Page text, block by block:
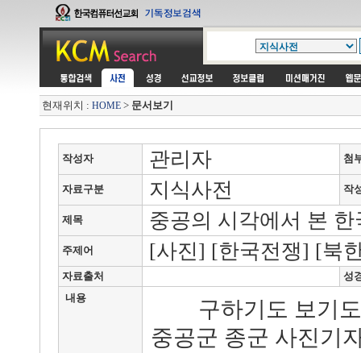
현재위치 : HOME > 문서보기
작성자 관리자 첨
자료구분 지식사전 작
제목 중공의 시각에서 본 한
주제어 [사진] [한국전쟁] [북
자료출처
성
내용
구하기도 보기
중공군 종군 사진기